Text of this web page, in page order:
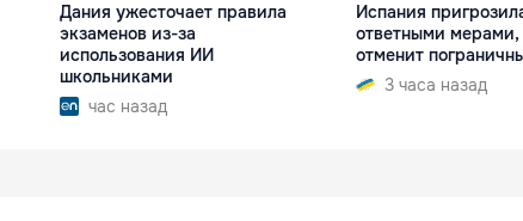
Дания ужесточает правила
экзаменов из-за
использования ИИ
школьниками
час назад
Испания
ответными мерами,
отменит
3 часа назад